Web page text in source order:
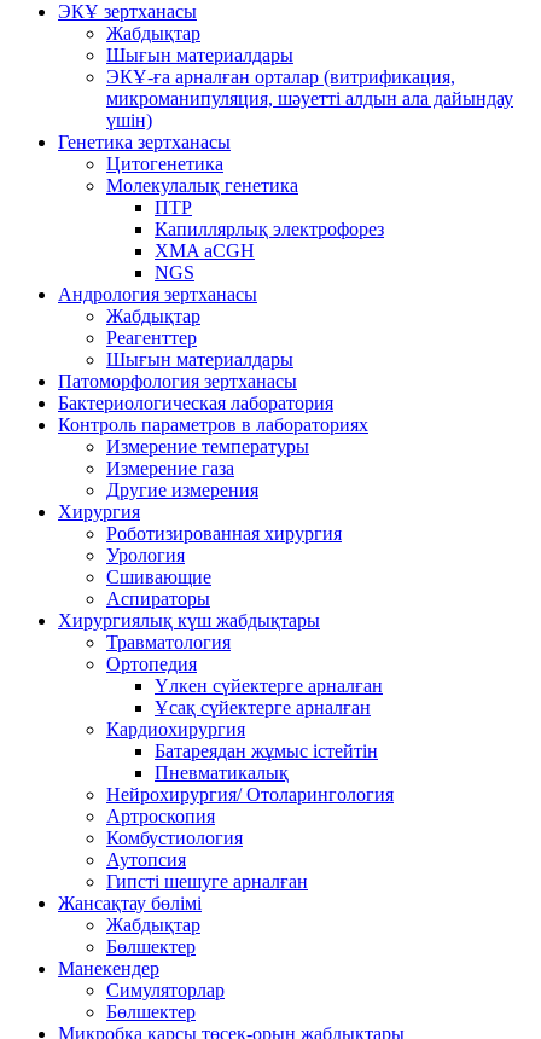
ЭКҰ зертханасы
Жабдықтар
Шығын материалдары
ЭКҰ-ға арналған орталар (витрификация,
микроманипуляция, шәуетті алдын ала дайындау
үшін)
Генетика зертханасы
Цитогенетика
Молекулалық генетика
ПТР
Капиллярлық электрофорез
XMA aCGH
NGS
Андрология зертханасы
Жабдықтар
Реагенттер
Шығын материалдары
Патоморфология зертханасы
Бактериологическая лаборатория
Контроль параметров в лабораториях
Измерение температуры
Измерение газа
Другие измерения
Хирургия
Роботизированная хирургия
Урология
Сшивающие
Аспираторы
Хирургиялық күш жабдықтары
Травматология
Ортопедия
Үлкен сүйектерге арналған
Ұсақ сүйектерге арналған
Кардиохирургия
Батареядан жұмыс істейтін
Пневматикалық
Нейрохирургия/ Отоларингология
Артроскопия
Комбустиология
Аутопсия
Гипсті шешуге арналған
Жансақтау бөлімі
Жабдықтар
Бөлшектер
Манекендер
Симуляторлар
Бөлшектер
Микробқа қарсы төсек-орын жабдықтары